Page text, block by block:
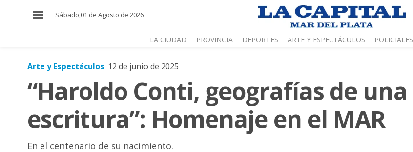
Sábado,01 de Agosto de 2026
LA CIUDAD PROVINCIA DEPORTES ARTE Y ESPECTÁCULOS POLICIALES
País
Zona
Arte y Espectáculos 12 de junio de 2025
“Haroldo Conti, geografías de una
escritura”: Homenaje en el MAR
En el centenario de su nacimiento.